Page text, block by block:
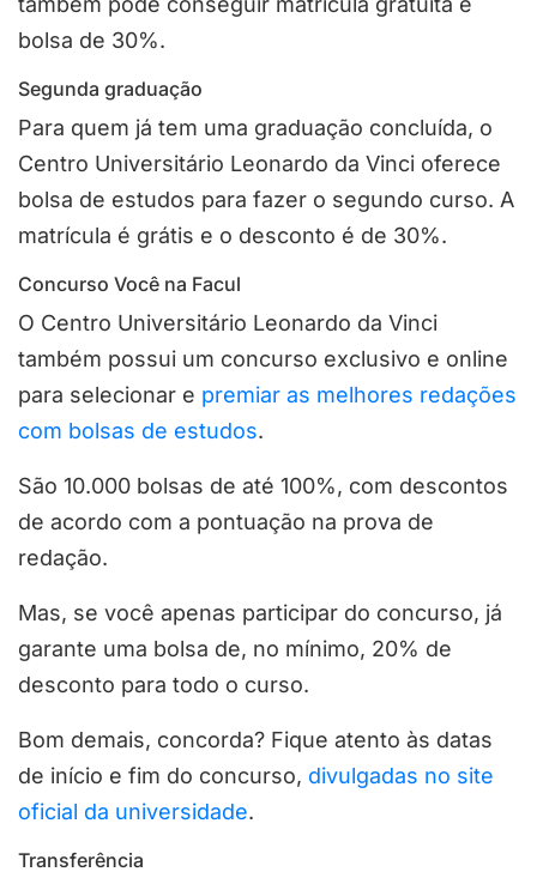
bolsa de 30%.
Segunda graduação
Para quem já tem uma graduação concluída, o
Centro Universitário Leonardo da Vinci oferece
bolsa de estudos para fazer o segundo curso. A
matrícula é grátis e o desconto é de 30%.
Concurso Você na Facul
O Centro Universitário Leonardo da Vinci
também possui um concurso exclusivo e online
para selecionar e premiar as melhores redações
com bolsas de estudos.
São 10.000 bolsas de até 100%, com descontos
de acordo com a pontuação na prova de
redação.
Mas, se você apenas participar do concurso, já
garante uma bolsa de, no mínimo, 20% de
desconto para todo o curso.
Bom demais, concorda? Fique atento às datas
de início e fim do concurso, divulgadas no site
oficial da universidade.
Transferência